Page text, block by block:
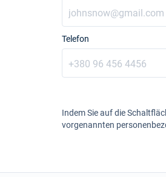
Telefon
Indem Sie auf die
vorgenannten